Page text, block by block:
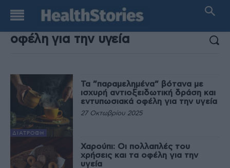
ΑΠΟΤΕΛΕΣΜΑΤΑ ΑΝΑΖΗΤΗΣΗΣ:
ΔΙΑΤΡΟΦΉ
Τα ”παραμελημένα” βότανα με
ισχυρή αντιοξειδωτική δράση και
εντυπωσιακά οφέλη για την υγεία
27 Οκτωβρίου 2025
Χαρούπι: Οι πολλαπλές του
χρήσεις και τα οφέλη για την
υγεία